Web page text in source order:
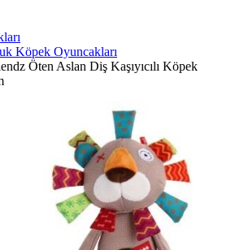
Köpek Oyuncakları
Öten Aslan Diş Kaşıyıcılı Köpek